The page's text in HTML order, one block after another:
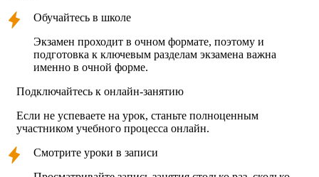
Обучайтесь в школе
Экзамен проходит в очном формате, поэтому и
подготовка к ключевым разделам экзамена важна
именно в очной форме.
Подключайтесь к онлайн-занятию
Если не успеваете на урок, станьте полноценным
участником учебного процесса онлайн.
Смотрите уроки в записи